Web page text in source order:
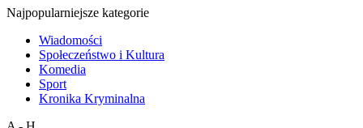
Najpopularniejsze kategorie
Wiadomości
Społeczeństwo i Kultura
Komedia
Sport
Kronika Kryminalna